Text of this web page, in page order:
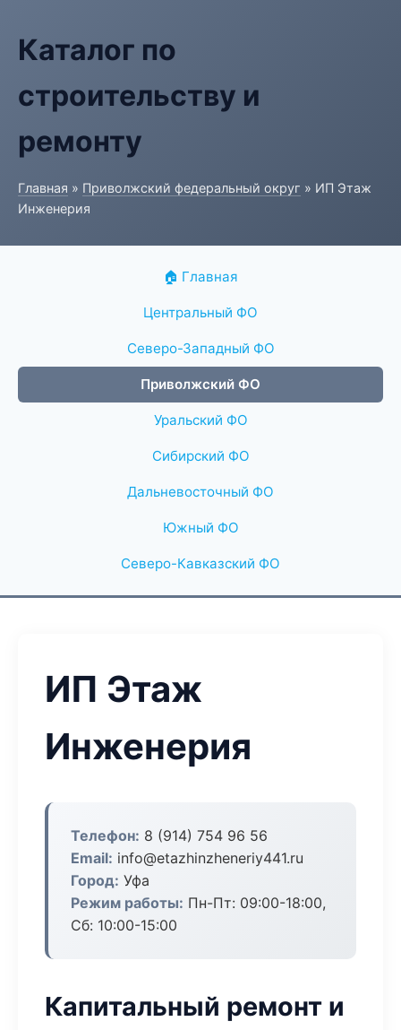
Каталог по
строительству и
ремонту
Главная » Приволжский федеральный округ » ИП Этаж
Инженерия
🏠 Главная
Центральный ФО
Северо-Западный ФО
Приволжский ФО
Уральский ФО
Сибирский ФО
Дальневосточный ФО
Южный ФО
Северо-Кавказский ФО
ИП Этаж
Инженерия
Телефон: 8 (914) 754 96 56
Email: info@etazhinzheneriy441.ru
Город: Уфа
Режим работы: Пн-Пт: 09:00-18:00,
Сб: 10:00-15:00
Капитальный ремонт и